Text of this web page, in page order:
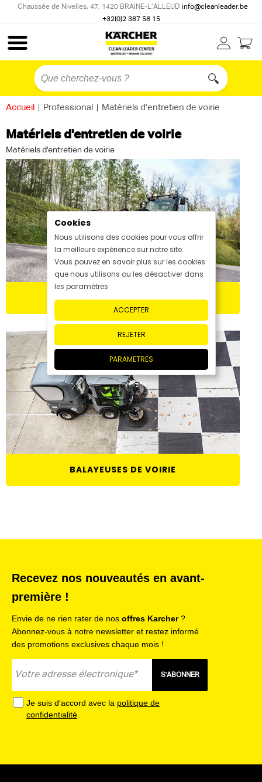
Chaussée de Nivelles, 47, 1420 BRAINE-L’ALLEUD info@cleanleader.be
+32(0)2 387 58 15
Accueil Professional Matériels d'entretien de voirie
Matériels d'entretien de voirie
Matériels d'entretien de voirie
VÉHICULES PORTE-OUTILS
BALAYEUSES DE VOIRIE
Recevez nos nouveautés en avant-
première !
Envie de ne rien rater de nos offres Karcher?
Abonnez-vous à notre newsletter et restez informé
des promotions exclusives chaque mois !
S'ABONNER
Je suis d'accord avec la politique de
confidentialité
Cookies
Nous utilisons des cookies pour vous offrir
la meilleure expérience sur notre site.
Vous pouvez en savoir plus sur les cookies
que nous utilisons ou les désactiver dans
les paramètres
ACCEPTER
REJETER
PARAMETRES